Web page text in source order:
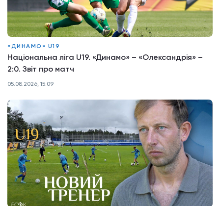
«ДИНАМО» U19
Національна ліга U19. «Динамо» – «Олександрія» –
2:0. Звіт про матч
05.08.2026, 15:09